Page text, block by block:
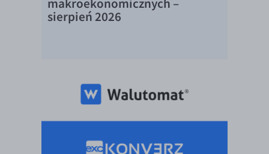
makroekonomicznych –
sierpień 2026